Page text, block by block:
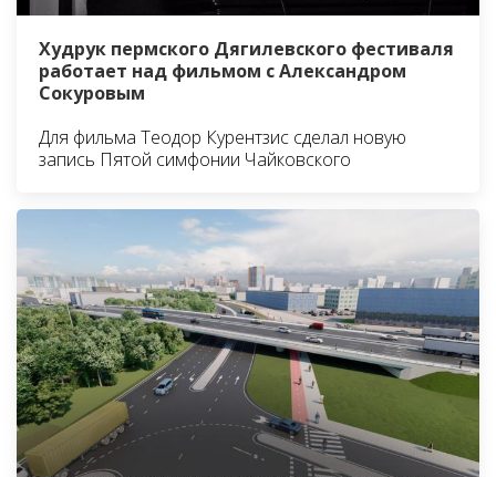
Худрук пермского Дягилевского фестиваля
работает над фильмом с Александром
Сокуровым
Для фильма Теодор Курентзис сделал новую
запись Пятой симфонии Чайковского